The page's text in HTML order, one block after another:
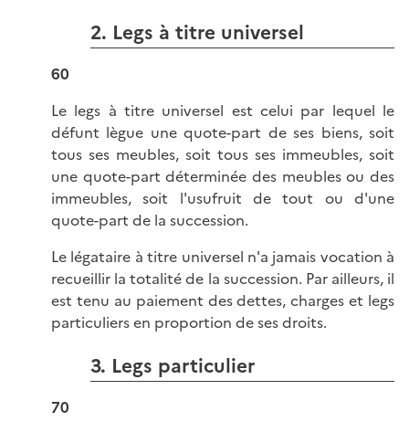
2. Legs à titre universel
60
Le legs à titre universel est celui par lequel le
défunt lègue une quote-part de ses biens, soit
tous ses meubles, soit tous ses immeubles, soit
une quote-part déterminée des meubles ou des
immeubles, soit l'usufruit de tout ou d'une
quote-part de la succession.
Le légataire à titre universel n'a jamais vocation à
recueillir la totalité de la succession. Par ailleurs, il
est tenu au paiement des dettes, charges et legs
particuliers en proportion de ses droits.
3. Legs particulier
70